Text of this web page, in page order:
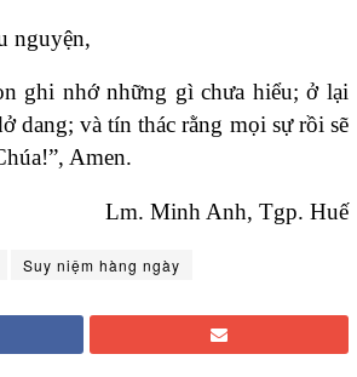
nguyện,
ghi nhớ những gì chưa hiểu; ở lại
dang; và tín thác rằng mọi sự rồi sẽ
Amen.
Lm. Minh Anh, Tgp. Huế
Suy niệm hàng ngày